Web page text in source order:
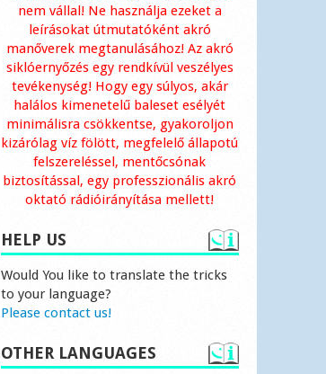
nem vállal! Ne használja ezeket a
leírásokat útmutatóként akró
manőverek megtanulásához! Az akró
siklóernyőzés egy rendkívül veszélyes
tevékenység! Hogy egy súlyos, akár
halálos kimenetelű baleset esélyét
minimálisra csökkentse, gyakoroljon
kizárólag víz fölött, megfelelő állapotú
felszereléssel, mentőcsónak
biztosítással, egy professzionális akró
oktató rádióirányítása mellett!
HELP US
Would You like to translate the tricks
to your language?
Please contact us!
OTHER LANGUAGES